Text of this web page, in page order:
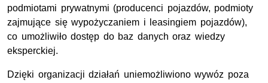
podmiotami prywatnymi (producenci pojazdów, podmioty
zajmujące się wypożyczaniem i leasingiem pojazdów),
co umożliwiło dostęp do baz danych oraz wiedzy
eksperckiej.
Dzięki organizacji działań uniemożliwiono wywóz poza